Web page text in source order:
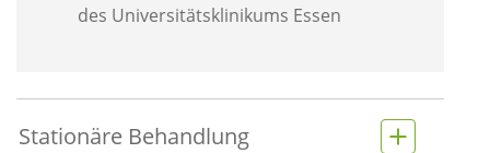
des Universitätsklinikums Essen
Stationäre Behandlung